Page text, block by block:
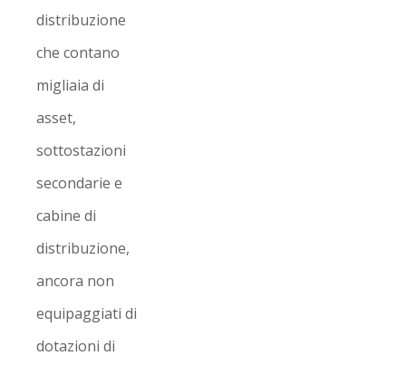
distribuzione
che contano
migliaia di
asset,
sottostazioni
secondarie e
cabine di
distribuzione,
ancora non
equipaggiati di
dotazioni di